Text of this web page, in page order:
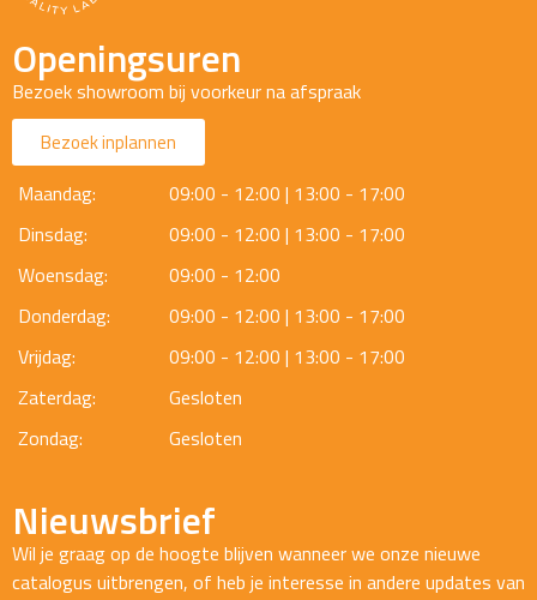
Openingsuren
Bezoek showroom bij voorkeur na afspraak
Bezoek inplannen
Maandag:
09:00 - 12:00 | 13:00 - 17:00
Dinsdag:
09:00 - 12:00 | 13:00 - 17:00
Woensdag:
09:00 - 12:00
Donderdag:
09:00 - 12:00 | 13:00 - 17:00
Vrijdag:
09:00 - 12:00 | 13:00 - 17:00
Zaterdag:
Gesloten
Zondag:
Gesloten
Nieuwsbrief
Wil je graag op de hoogte blijven wanneer we onze nieuwe
catalogus uitbrengen, of heb je interesse in andere updates van